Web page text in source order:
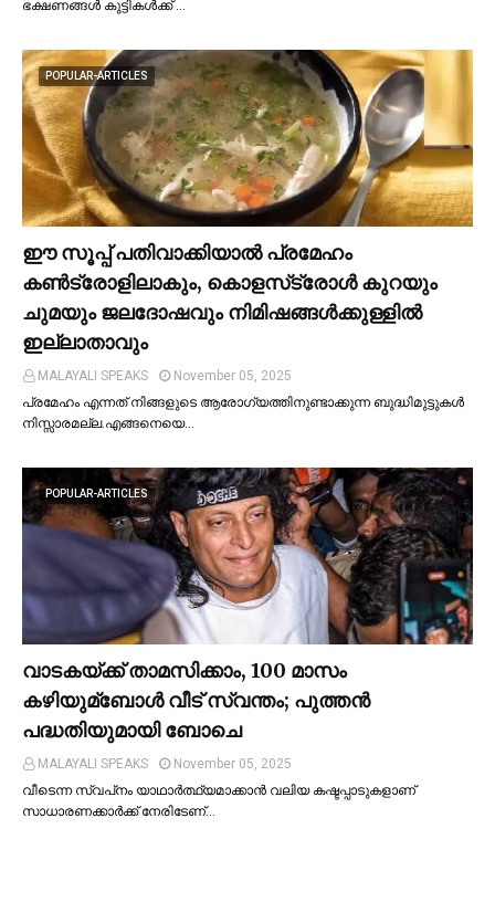
ഭക്ഷണങ്ങള്‍ കുട്ടികള്‍ക്ക് …
POPULAR-ARTICLES
ഈ സൂപ്പ് പതിവാക്കിയാല്‍ പ്രമേഹം
കണ്‍ട്രോളിലാകും, കൊളസ്‌ട്രോള്‍ കുറയും
ചുമയും ജലദോഷവും നിമിഷങ്ങള്‍ക്കുള്ളില്‍
ഇല്ലാതാവും
MALAYALI SPEAKS
November 05, 2025
പ്രമേഹം എന്നത് നിങ്ങളുടെ ആരോഗ്യത്തിനുണ്ടാക്കുന്ന ബുദ്ധിമുട്ടുകള്‍
നിസ്സാരമല്ല.എങ്ങനെയെ…
POPULAR-ARTICLES
വാടകയ്ക്ക് താമസിക്കാം, 100 മാസം
കഴിയുമ്ബോള്‍ വീട് സ്വന്തം; പുത്തന്‍
പദ്ധതിയുമായി ബോചെ
MALAYALI SPEAKS
November 05, 2025
വീടെന്ന സ്വപ്‌നം യാഥാര്‍ത്ഥ്യമാക്കാന്‍ വലിയ കഷ്ടപ്പാടുകളാണ്
സാധാരണക്കാര്‍ക്ക് നേരിടേണ്…